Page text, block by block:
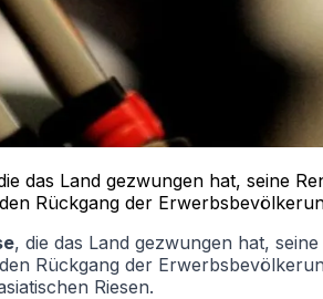
das Land gezwungen hat, seine
Rückgang der
, die das Land gezwungen hat,
Rückgang der
Riesen.